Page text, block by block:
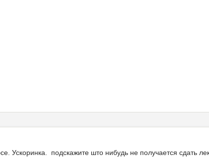
Ускоринка. подскажите што нибудь не получается сдать